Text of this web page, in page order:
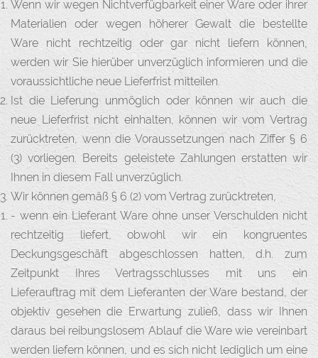
Wenn wir wegen Nichtverfügbarkeit einer Ware oder ihrer
Materialien oder wegen höherer Gewalt die bestellte
Ware nicht rechtzeitig oder gar nicht liefern können,
werden wir Sie hierüber unverzüglich informieren und die
voraussichtliche neue Lieferfrist mitteilen.
Ist die Lieferung unmöglich oder können wir auch die
neue Lieferfrist nicht einhalten, können wir vom Vertrag
zurücktreten, wenn die Voraussetzungen nach Ziffer § 6
(3) vorliegen. Bereits geleistete Zahlungen erstatten wir
Ihnen in diesem Fall unverzüglich.
Wir können gemäß § 6 (2) vom Vertrag zurücktreten,
- wenn ein Lieferant Ware ohne unser Verschulden nicht
rechtzeitig liefert, obwohl wir ein kongruentes
Deckungsgeschäft abgeschlossen hatten, d.h. zum
Zeitpunkt Ihres Vertragsschlusses mit uns ein
Lieferauftrag mit dem Lieferanten der Ware bestand, der
objektiv gesehen die Erwartung zuließ, dass wir Ihnen
daraus bei reibungslosem Ablauf die Ware wie vereinbart
werden liefern können, und es sich nicht lediglich um eine